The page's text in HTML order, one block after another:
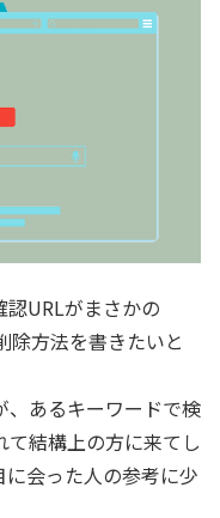
URLがまさかの
方法を書きたいと
、あるキーワードで検
結構上の方に来てし
会った人の参考に少